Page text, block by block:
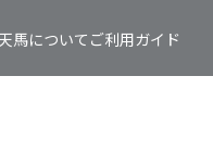
馬についてご利用ガイド